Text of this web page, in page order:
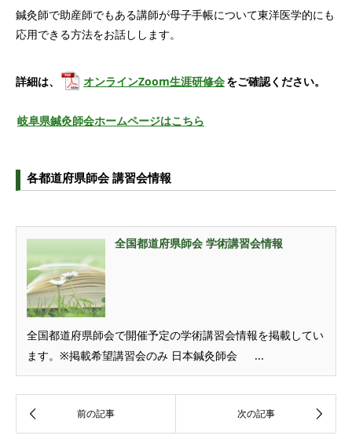
鍼灸師で助産師でもある講師が母子手帳について東洋医学的にも
応用できる方法をお話しします。
詳細は、 オンラインZoom生涯研修会をご確認ください。
岐阜県鍼灸師会ホームページはこちら
各都道府県師会 講習会情報
全国都道府県師会 学術講習会情報
全国都道府県師会で開催予定の学術講習会情報を掲載してい
ます。※掲載希望講習会のみ 日本鍼灸師会 ...